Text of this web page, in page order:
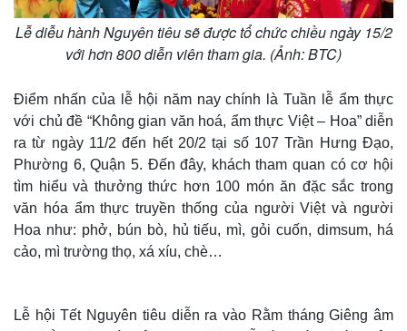
Lễ diễu hành Nguyên tiêu sẽ được tổ chức chiều ngày 15/2
với hơn 800 diễn viên tham gia. (Ảnh: BTC)
Điểm nhấn của lễ hội năm nay chính là Tuần lễ ẩm thực
với chủ đề “Không gian văn hoá, ẩm thực Việt – Hoa” diễn
ra từ ngày 11/2 đến hết 20/2 tại số 107 Trần Hưng Đạo,
Phường 6, Quận 5. Đến đây, khách tham quan có cơ hội
tìm hiểu và thưởng thức hơn 100 món ăn đặc sắc trong
văn hóa ẩm thực truyền thống của người Việt và người
Hoa như: phở, bún bò, hủ tiếu, mì, gỏi cuốn, dimsum, há
cảo, mì trường thọ, xá xíu, chè…
Lễ hội Tết Nguyên tiêu diễn ra vào Rằm tháng Giêng âm